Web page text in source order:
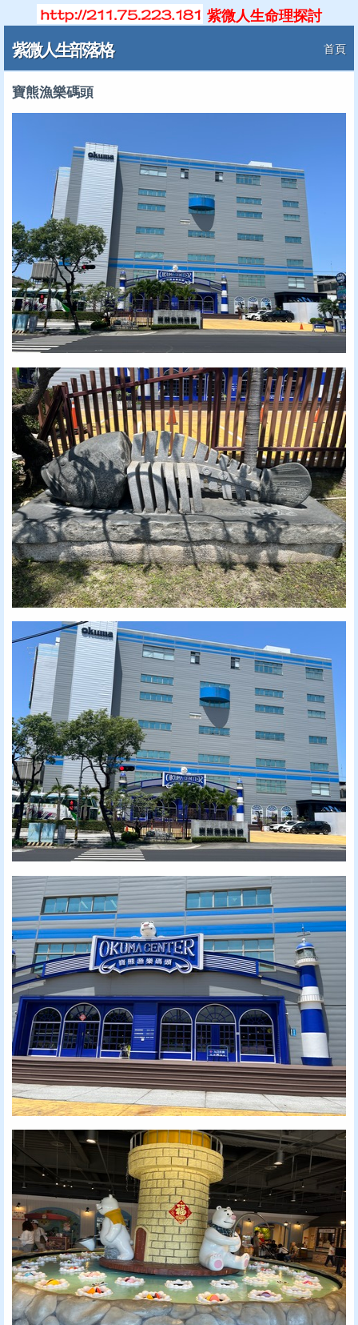
紫微人生命理探討
紫微人生部落格 首頁
寶熊漁樂碼頭